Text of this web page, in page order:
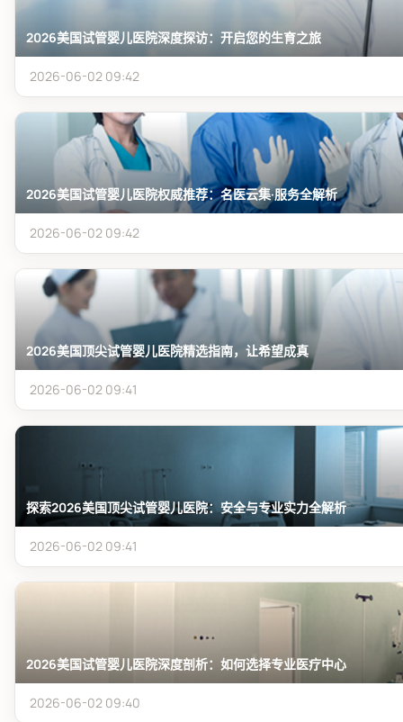
2026美国试管婴儿医院深度探访：开启您的生育之旅
2026-06-02 09:42
2026美国试管婴儿医院权威推荐：名医云集·服务全解析
2026-06-02 09:42
2026美国顶尖试管婴儿医院精选指南，让希望成真
2026-06-02 09:41
探索2026美国顶尖试管婴儿医院：安全与专业实力全解析
2026-06-02 09:41
2026美国试管婴儿医院深度剖析：如何选择专业医疗中心
2026-06-02 09:40